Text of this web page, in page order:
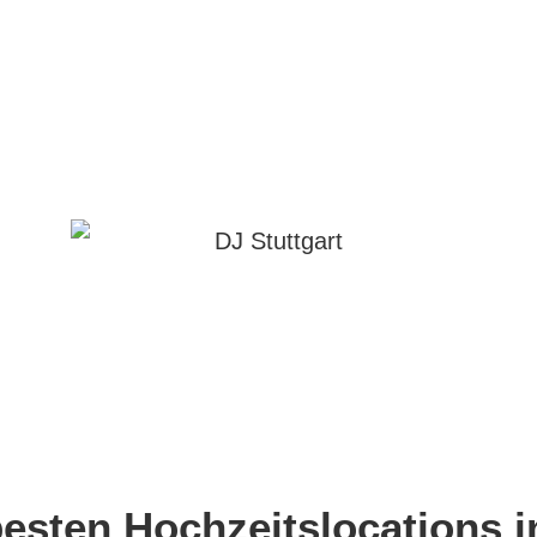
Hochzeitslocations